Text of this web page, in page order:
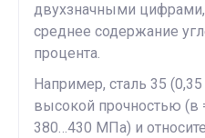
двухзначными
среднее содержание
процента.
Например, сталь 35
высокой прочностью (в
380…430 МПа) и